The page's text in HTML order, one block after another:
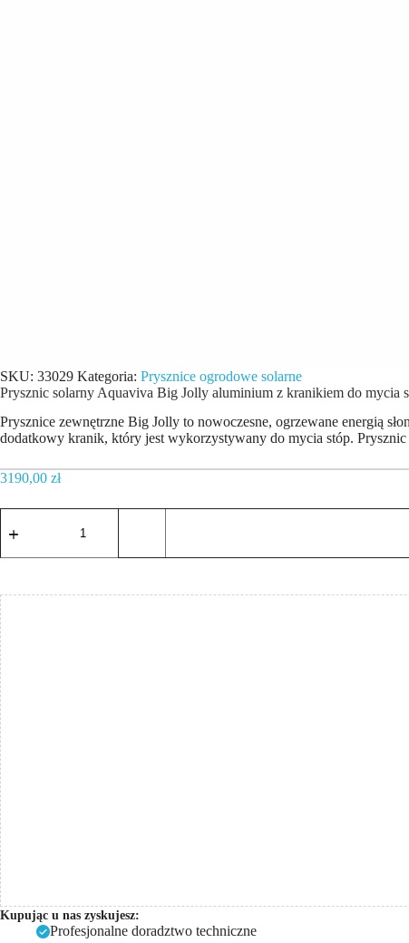
SKU: 33029 Kategoria: Prysznice ogrodowe solarne
Prysznic solarny Aquaviva Big Jolly aluminium z kranikiem do mycia
Prysznice zewnętrzne Big Jolly to nowoczesne, ogrzewane energią
dodatkowy kranik, który jest wykorzystywany do mycia stóp.
3190,00 zł
Prysznic
Aquaviva
Jolly
aluminium
z
kranikiem
do
mycia
stóp
-
beżowy
Kupując u nas zyskujesz:
Profesjonalne doradztwo techniczne